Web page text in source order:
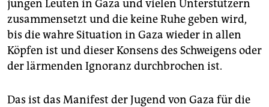
jungen Leuten in Gaza und vielen Unterstützern
zusammensetzt und die keine Ruhe geben wird,
bis die wahre Situation in Gaza wieder in allen
Köpfen ist und dieser Konsens des Schweigens oder
der lärmenden Ignoranz durchbrochen ist.
Das ist das Manifest der Jugend von Gaza für die